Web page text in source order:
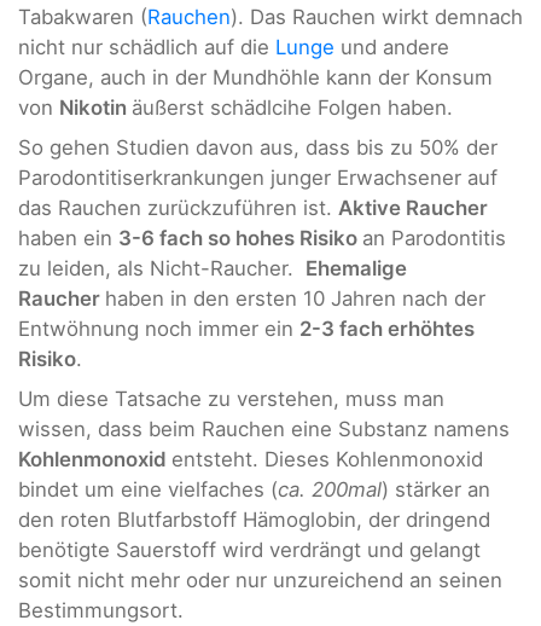
Tabakwaren (Rauchen). Das Rauchen wirkt demnach
nicht nur schädlich auf die Lunge und andere
Organe, auch in der Mundhöhle kann der Konsum
von Nikotin äußerst schädlcihe Folgen haben.
So gehen Studien davon aus, dass bis zu 50% der
Parodontitiserkrankungen junger Erwachsener auf
das Rauchen zurückzuführen ist. Aktive Raucher
haben ein 3-6 fach so hohes Risiko an Parodontitis
zu leiden, als Nicht-Raucher. Ehemalige
Raucher haben in den ersten 10 Jahren nach der
Entwöhnung noch immer ein 2-3 fach erhöhtes
Risiko.
Um diese Tatsache zu verstehen, muss man
wissen, dass beim Rauchen eine Substanz namens
Kohlenmonoxid entsteht. Dieses Kohlenmonoxid
bindet um eine vielfaches (ca. 200mal) stärker an
den roten Blutfarbstoff Hämoglobin, der dringend
benötigte Sauerstoff wird verdrängt und gelangt
somit nicht mehr oder nur unzureichend an seinen
Bestimmungsort.